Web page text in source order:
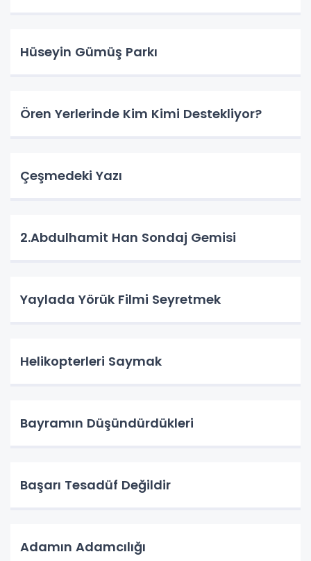
Hüseyin Gümüş Parkı
Ören Yerlerinde Kim Kimi Destekliyor?
Çeşmedeki Yazı
2.Abdulhamit Han Sondaj Gemisi
Yaylada Yörük Filmi Seyretmek
Helikopterleri Saymak
Bayramın Düşündürdükleri
Başarı Tesadüf Değildir
Adamın Adamcılığı